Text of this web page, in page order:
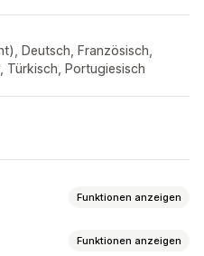
Deutsch, Französisch,
Türkisch, Portugiesisch
Funktionen anzeigen
Funktionen anzeigen